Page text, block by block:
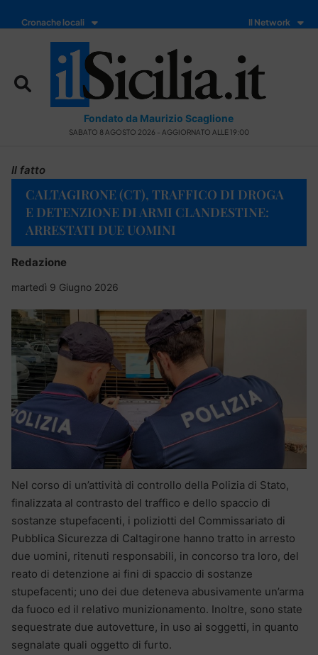
Cronache locali Il Network
Fondato da Maurizio Scaglione
SABATO 8 AGOSTO 2026 - AGGIORNATO ALLE 19:00
Il fatto
CALTAGIRONE (CT), TRAFFICO DI DROGA
E DETENZIONE DI ARMI CLANDESTINE:
ARRESTATI DUE UOMINI
Redazione
martedì 9 Giugno 2026
Nel corso di un’attività di controllo della Polizia di Stato,
finalizzata al contrasto del traffico e dello spaccio di
sostanze stupefacenti, i poliziotti del Commissariato di
Pubblica Sicurezza di Caltagirone hanno tratto in arresto
due uomini, ritenuti responsabili, in concorso tra loro, del
reato di detenzione ai fini di spaccio di sostanze
stupefacenti; uno dei due deteneva abusivamente un’arma
da fuoco ed il relativo munizionamento. Inoltre, sono state
sequestrate due autovetture, in uso ai soggetti, in quanto
segnalate quali oggetto di furto.